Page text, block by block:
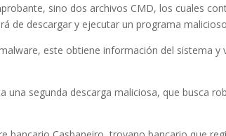
sino dos archivos CMD, los cuales
de descargar y ejecutar un programa
este obtiene información del sistema y
una segunda descarga maliciosa, que busca